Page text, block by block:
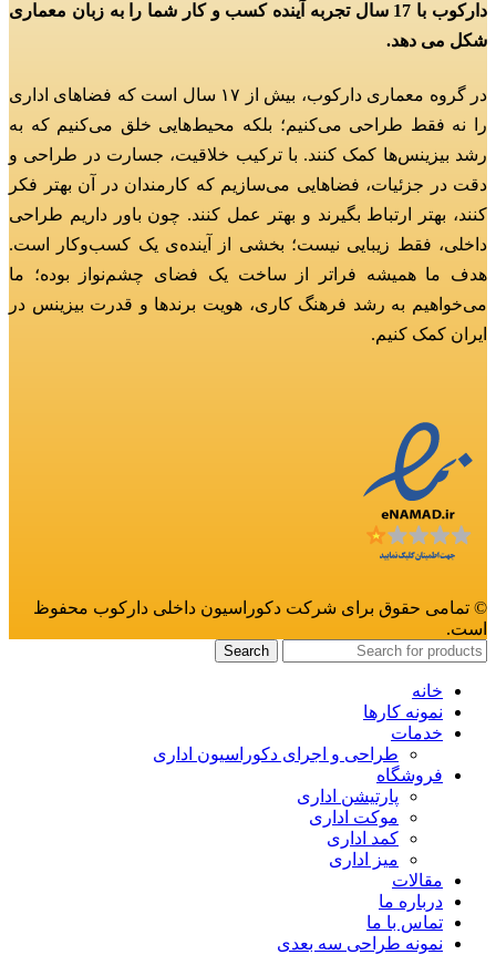
دارکوب با 17 سال تجربه آینده کسب و کار شما را به زبان معماری
شکل می دهد.
در گروه معماری دارکوب، بیش از ۱۷ سال است که فضاهای اداری
را نه فقط طراحی می‌کنیم؛ بلکه محیط‌هایی خلق می‌کنیم که به
رشد بیزینس‌ها کمک کنند. با ترکیب خلاقیت، جسارت در طراحی و
دقت در جزئیات، فضاهایی می‌سازیم که کارمندان در آن بهتر فکر
کنند، بهتر ارتباط بگیرند و بهتر عمل کنند. چون باور داریم طراحی
داخلی، فقط زیبایی نیست؛ بخشی از آینده‌ی یک کسب‌وکار است.
هدف ما همیشه فراتر از ساخت یک فضای چشم‌نواز بوده؛ ما
می‌خواهیم به رشد فرهنگ کاری، هویت برندها و قدرت بیزینس در
ایران کمک کنیم.
© تمامی حقوق برای شرکت دکوراسیون داخلی دارکوب محفوظ
است.
Search
خانه
نمونه کارها
خدمات
طراحی و اجرای دکوراسیون اداری
فروشگاه
پارتیشن اداری
موکت اداری
کمد اداری
میز اداری
مقالات
درباره ما
تماس با ما
نمونه طراحی سه بعدی